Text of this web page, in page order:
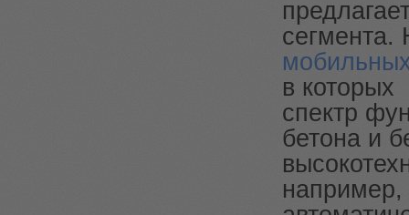
сегмента.
в которых
спектр
бетона и